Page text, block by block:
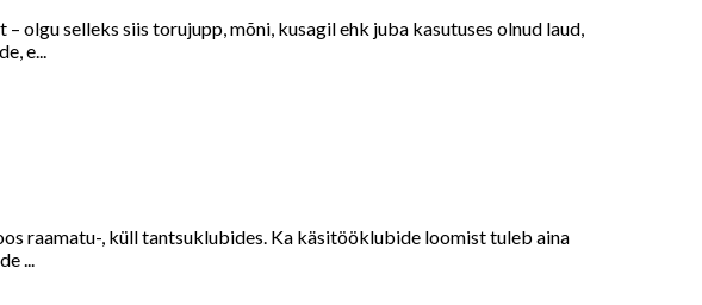
olgu selleks siis torujupp, mõni, kusagil ehk juba kasutuses olnud laud,
e...
raamatu-, küll tantsuklubides. Ka käsitööklubide loomist tuleb aina
...